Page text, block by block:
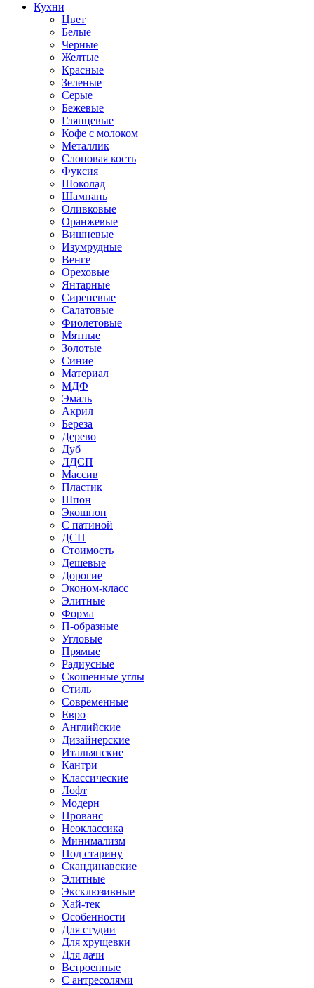
Кухни
Цвет
Белые
Черные
Желтые
Красные
Зеленые
Серые
Бежевые
Глянцевые
Кофе с молоком
Металлик
Слоновая кость
Фуксия
Шоколад
Шампань
Оливковые
Оранжевые
Вишневые
Изумрудные
Венге
Ореховые
Янтарные
Сиреневые
Салатовые
Фиолетовые
Мятные
Золотые
Синие
Материал
МДФ
Эмаль
Акрил
Береза
Дерево
Дуб
ЛДСП
Массив
Пластик
Шпон
Экошпон
С патиной
ДСП
Стоимость
Дешевые
Дорогие
Эконом-класс
Элитные
Форма
П-образные
Угловые
Прямые
Радиусные
Скошенные углы
Стиль
Современные
Евро
Английские
Дизайнерские
Итальянские
Кантри
Классические
Лофт
Модерн
Прованс
Неоклассика
Минимализм
Под старину
Скандинавские
Элитные
Эксклюзивные
Хай-тек
Особенности
Для студии
Для хрущевки
Для дачи
Встроенные
С антресолями